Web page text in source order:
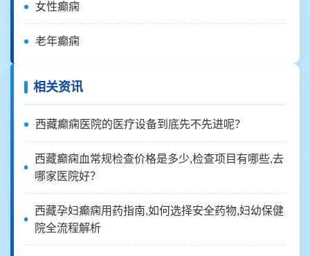
女性癫痫
老年癫痫
相关资讯
西藏癫痫医院的医疗设备到底先不先进呢？
西藏癫痫血常规检查价格是多少,检查项目有哪些,去
哪家医院好？
西藏孕妇癫痫用药指南,如何选择安全药物,妇幼保健
院全流程解析